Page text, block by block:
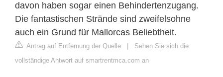
davon haben sogar einen Behindertenzugang.
Die fantastischen Strände sind zweifelsohne
auch ein Grund für Mallorcas Beliebtheit.
Antrag auf Entfernung der Quelle
Sehen Sie sich die
vollständige Antwort auf smartrentmca.com an